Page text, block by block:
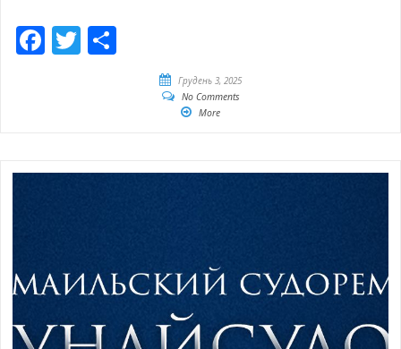
Facebook
Twitter
Грудень 3, 2025
No Comments
More